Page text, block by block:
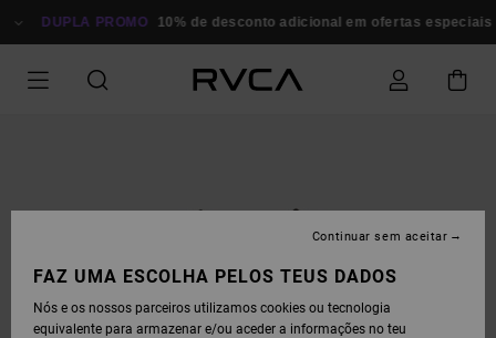
PARA DUPLA PROMO 10% de desconto adicional em ofertas especiais
FAZ UMA ESCOLHA PELOS TEUS DADOS
Nós e os nossos parceiros utilizamos cookies ou tecnologia
equivalente para armazenar e/ou aceder a informações no teu
Continuar sem aceitar